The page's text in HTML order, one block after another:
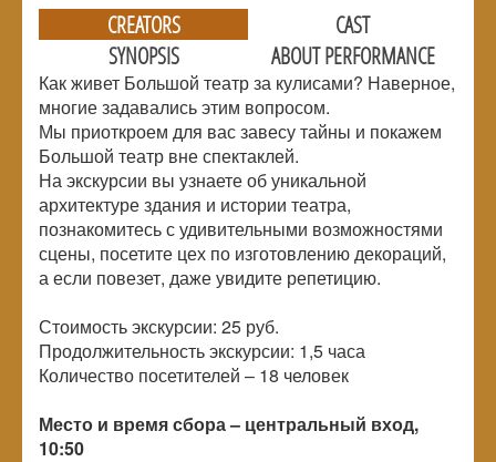
CREATORS
CAST
SYNOPSIS
ABOUT PERFORMANCE
Как живет Большой театр за кулисами? Наверное,
многие задавались этим вопросом.
Мы приоткроем для вас завесу тайны и покажем
Большой театр вне спектаклей.
На экскурсии вы узнаете об уникальной
архитектуре здания и истории театра,
познакомитесь с удивительными возможностями
сцены, посетите цех по изготовлению декораций,
а если повезет, даже увидите репетицию.
Стоимость экскурсии: 25 руб.
Продолжительность экскурсии: 1,5 часа
Количество посетителей – 18 человек
Место и время сбора – центральный вход,
10:50